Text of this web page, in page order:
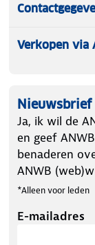
Verkopen via
Nieuwsbrief
Ja, ik wil de
en geef
benaderen
ANWB
*Alleen voor leden
E-mailadres